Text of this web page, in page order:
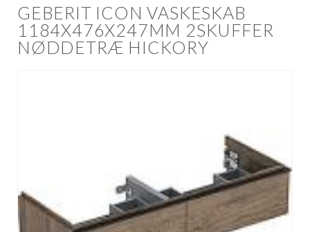
GEBERIT ICON VASKESKAB
1184X476X247MM 2SKUFFER
NØDDETRÆ HICKORY